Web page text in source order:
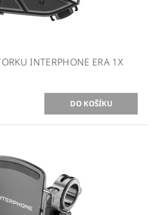
INTERPHONE ERA 1X